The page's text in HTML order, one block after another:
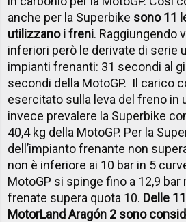
anche per la Superbike sono 11
utilizzano i freni. Raggiungendo
inferiori però le derivate di serie
impianti frenanti: 31 secondi al
secondi della MotoGP. Il carico
esercitato sulla leva del freno in
invece prevalere la Superbike
40,4 kg della MotoGP. Per la
dell’impianto frenante non
non è inferiore ai 10 bar in 5
MotoGP si spinge fino a 12,9 bar
frenate supera quota 10. Delle
MotorLand Aragón 2 sono